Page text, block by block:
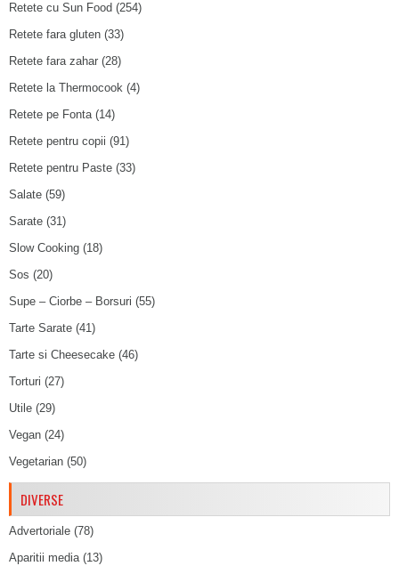
Retete cu Sun Food (254)
Retete fara gluten (33)
Retete fara zahar (28)
Retete la Thermocook (4)
Retete pe Fonta(14)
Retete pentru copii (91)
Retete pentru Paste (33)
Salate (59)
Sarate (31)
Slow Cooking (18)
Sos (20)
Supe – Ciorbe – Borsuri (55)
Tarte Sarate (41)
Tarte si Cheesecake (46)
Torturi (27)
Utile (29)
Vegan (24)
Vegetarian (50)
DIVERSE
Advertoriale (78)
Aparitii media(13)